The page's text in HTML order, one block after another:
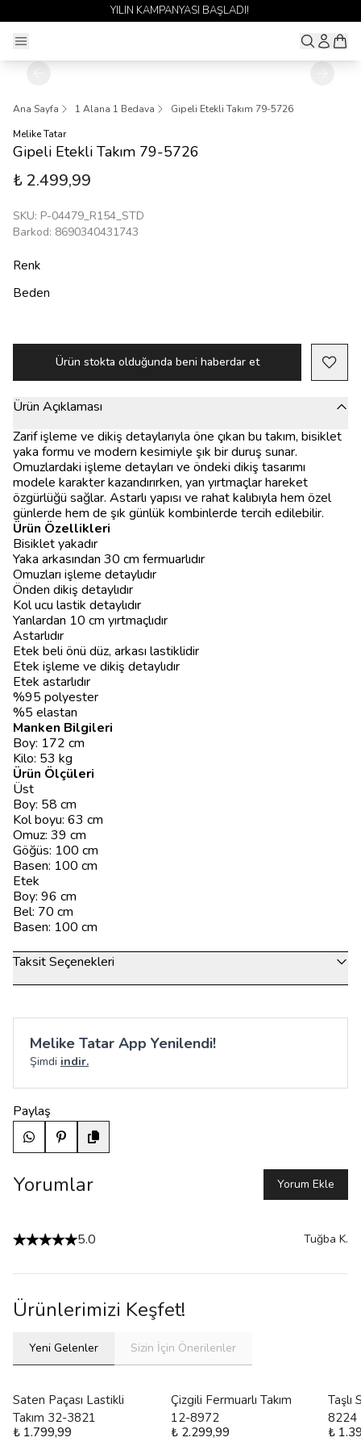
YILIN KAMPANYASI BAŞLADI!
Ana Sayfa 1 Alana 1 Bedava
Gipeli Etekli Takım 79-5726
Melike Tatar
Gipeli Etekli Takım 79-5726
₺ 2.499,99
SKU: P-04479_R154_STD
Barkod: 8690340431743
Renk
Beden
Ürün stokta olduğunda beni haberdar et
Ürün Açıklaması
Zarif işleme ve dikiş detaylarıyla öne çıkan bu takım, bisiklet
yaka formu ve modern kesimiyle şık bir duruş sunar.
Omuzlardaki işleme detayları ve öndeki dikiş tasarımı
modele karakter kazandırırken, yan yırtmaçlar hareket
özgürlüğü sağlar. Astarlı yapısı ve rahat kalıbıyla hem özel
günlerde hem de şık günlük kombinlerde tercih edilebilir.
Ürün Özellikleri
Bisiklet yakadır
Yaka arkasından 30 cm fermuarlıdır
Omuzları işleme detaylıdır
Önden dikiş detaylıdır
Kol ucu lastik detaylıdır
Yanlardan 10 cm yırtmaçlıdır
Astarlıdır
Etek beli önü düz, arkası lastiklidir
Etek işleme ve dikiş detaylıdır
Etek astarlıdır
%95 polyester
%5 elastan
Manken Bilgileri
Boy: 172 cm
Kilo: 53 kg
Ürün Ölçüleri
Üst
Boy: 58 cm
Kol boyu: 63 cm
Omuz: 39 cm
Göğüs: 100 cm
Basen: 100 cm
Etek
Boy: 96 cm
Bel: 70 cm
Basen: 100 cm
Taksit Seçenekleri
Melike Tatar App Yenilendi!
Şimdi indir.
Paylaş
Yorumlar Yorum Ekle
5.0 Tuğba K.
Ürünlerimizi Keşfet!
Yeni Gelenler Sizin İçin Önerilenler
Saten Paçası Lastikli
Takım 32-3821
₺ 1.799,99
Çizgili Fermuarlı Takım
12-8972
₺ 2.299,99
Taşlı
8224
₺